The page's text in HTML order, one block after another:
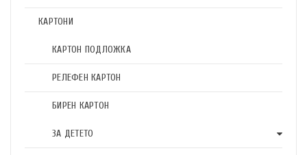
КАРТОНИ
КАРТОН ПОДЛОЖКА
РЕЛЕФЕН КАРТОН
БИРЕН КАРТОН
ЗА ДЕТЕТО